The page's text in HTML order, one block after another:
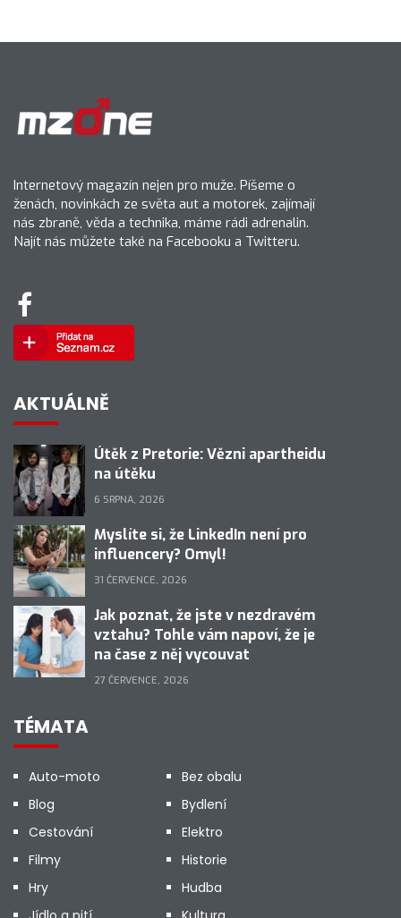
Internetový magazín nejen pro muže. Píšeme o
ženách, novinkách ze světa aut a motorek, zajímají
nás zbraně, věda a technika, máme rádi adrenalin.
Najít nás můžete také na Facebooku a Twitteru.
AKTUÁLNĚ
Útěk z Pretorie: Vězni apartheidu
na útěku
6 SRPNA, 2026
Myslíte si, že LinkedIn není pro
influencery? Omyl!
31 ČERVENCE, 2026
Jak poznat, že jste v nezdravém
vztahu? Tohle vám napoví, že je
na čase z něj vycouvat
27 ČERVENCE, 2026
TÉMATA
Auto-moto
Bez obalu
Blog
Bydlení
Cestování
Elektro
Filmy
Historie
Hry
Hudba